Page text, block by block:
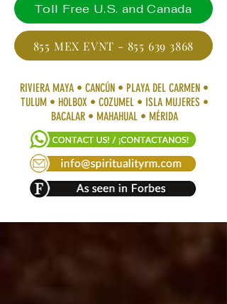
RIVIERA MAYA • CANCÚN • PLAYA DEL CARMEN •
TULUM • HOLBOX • COZUMEL • ISLA MUJERES •
BACALAR • MAHAHUAL • MÉRIDA
Toll Free U.S. and Canada
855 MEX EVNT - 855 639 3868